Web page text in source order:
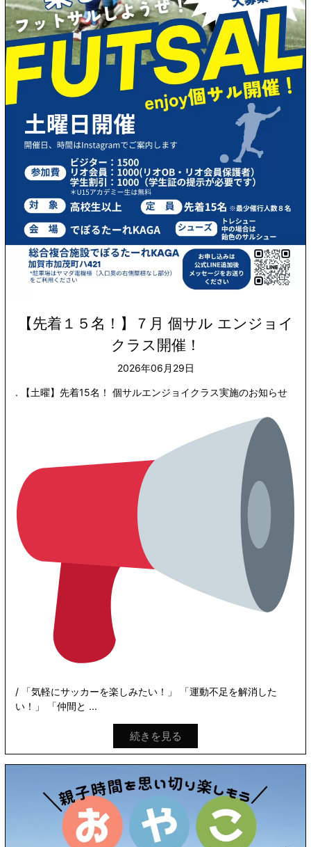
【先着１５名！】７月 個サル エンジョイ
クラス開催！
2026年06月29日
. 【土曜】先着15名！ 個サルエンジョイクラス実施のお知らせ
/ 「気軽にサッカーを楽しみたい！」 「運動不足を解消した
い！」 「仲間と ...
続きを見る